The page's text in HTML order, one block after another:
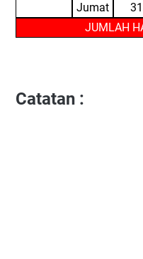
Jumat
31
JUMLAH
Catatan :